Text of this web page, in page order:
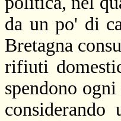
da un po' di
Bretagna
rifiuti
spendono